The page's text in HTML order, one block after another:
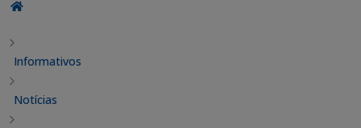
Informativos
Notícias